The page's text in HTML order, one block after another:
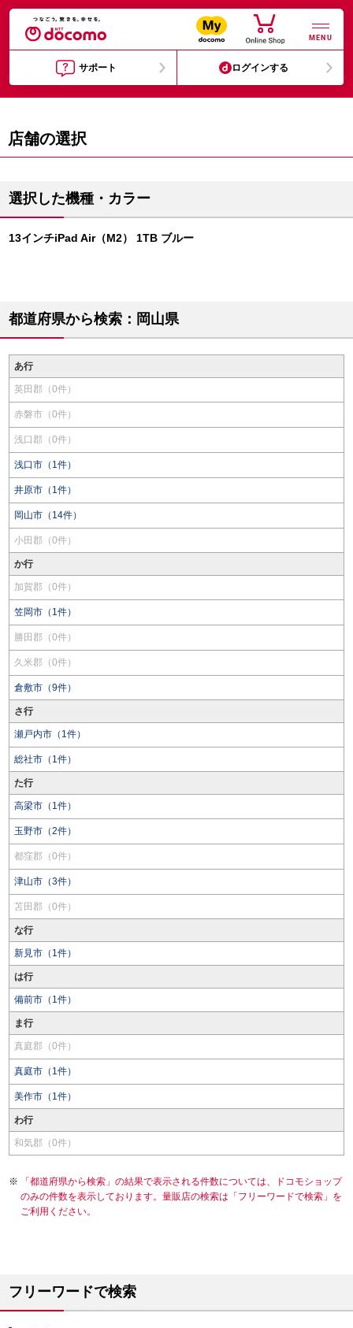
MENU
サポート ログインする
店舗の選択
選択した機種・カラー
13インチiPad Air（M2） 1TB ブルー
都道府県から検索：岡山県
あ行
英田郡（0件）
赤磐市（0件）
浅口郡（0件）
浅口市（1件）
井原市（1件）
岡山市（14件）
小田郡（0件）
か行
加賀郡（0件）
笠岡市（1件）
勝田郡（0件）
久米郡（0件）
倉敷市（9件）
さ行
瀬戸内市（1件）
総社市（1件）
た行
高梁市（1件）
玉野市（2件）
都窪郡（0件）
津山市（3件）
苫田郡（0件）
な行
新見市（1件）
は行
備前市（1件）
ま行
真庭郡（0件）
真庭市（1件）
美作市（1件）
わ行
和気郡（0件）
「都道府県から検索」の結果で表示される件数については、ドコモショップ
のみの件数を表示しております。量販店の検索は「フリーワードで検索」を
ご利用ください。
フリーワードで検索